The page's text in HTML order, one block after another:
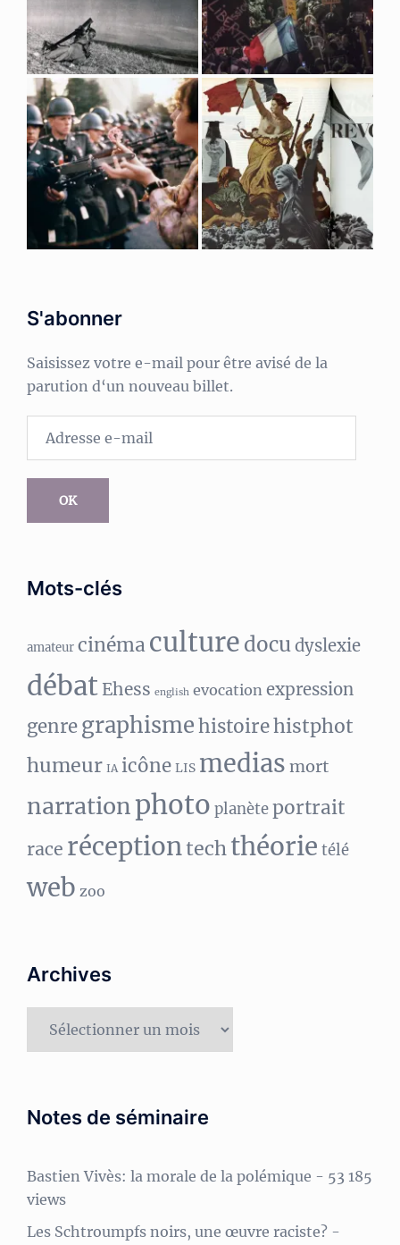
S'abonner
Saisissez votre e-mail pour être avisé de la
parution d‘un nouveau billet.
OK
Mots-clés
amateur cinémaculture docudyslexie
débat Ehess english evocation expression
genregraphismehistoirehistphot
humeur IA icône LIS medias mort
narrationphoto planèteportrait
race réceptiontechthéorie télé
web zoo
Archives
Archives
Notes de séminaire
Bastien Vivès: la morale de la polémique - 53 185
views
Les Schtroumpfs noirs, une œuvre raciste? -